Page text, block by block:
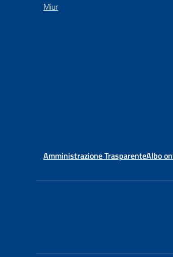
Miur
Amministrazione TrasparenteAlbo